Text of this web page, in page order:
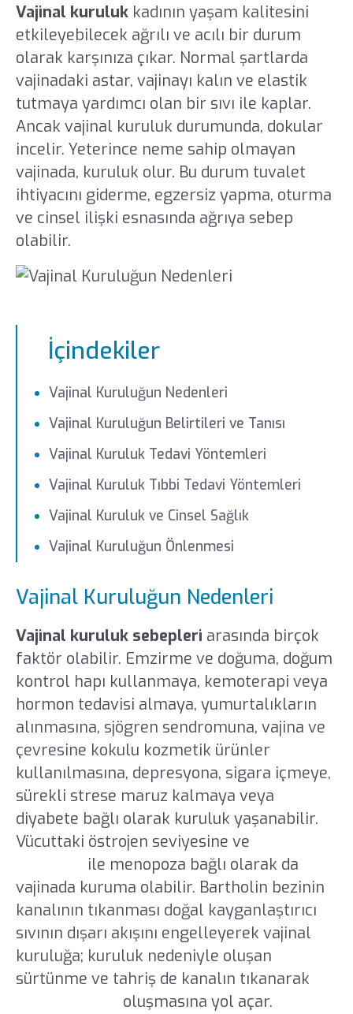
Vajinal kurulukkadının yaşam kalitesini
etkileyebilecek ağrılı ve acılı bir durum
olarak karşınıza çıkar. Normal şartlarda
vajinadaki astar, vajinayı kalın ve elastik
tutmaya yardımcı olan bir sıvı ile kaplar.
Ancak vajinal kuruluk durumunda, dokular
incelir. Yeterince neme sahip olmayan
vajinada, kuruluk olur. Bu durum tuvalet
ihtiyacını giderme, egzersiz yapma, oturma
ve cinsel ilişki esnasında ağrıya sebep
olabilir.
İçindekiler
Vajinal Kuruluğun Nedenleri
Vajinal Kuruluğun Belirtileri ve Tanısı
Vajinal Kuruluk Tedavi Yöntemleri
Vajinal Kuruluk Tıbbi Tedavi Yöntemleri
Vajinal Kuruluk ve Cinsel Sağlık
Vajinal Kuruluğun Önlenmesi
Vajinal Kuruluğun Nedenleri
Vajinal kuruluk sebepleri arasında birçok
faktör olabilir. Emzirme ve doğuma, doğum
kontrol hapı kullanmaya, kemoterapi veya
hormon tedavisi almaya, yumurtalıkların
alınmasına, sjögren sendromuna, vajina ve
çevresine kokulu kozmetik ürünler
kullanılmasına, depresyona, sigara içmeye,
sürekli strese maruz kalmaya veya
diyabete bağlı olarak kuruluk yaşanabilir.
Vücuttaki östrojen seviyesine ve
ile menopoza bağlı olarak da
vajinada kuruma olabilir. Bartholin bezinin
kanalının tıkanması doğal kayganlaştırıcı
sıvının dışarı akışını engelleyerek vajinal
kuruluğa; kuruluk nedeniyle oluşan
sürtünme ve tahriş de kanalın tıkanarak
oluşmasına yol açar.